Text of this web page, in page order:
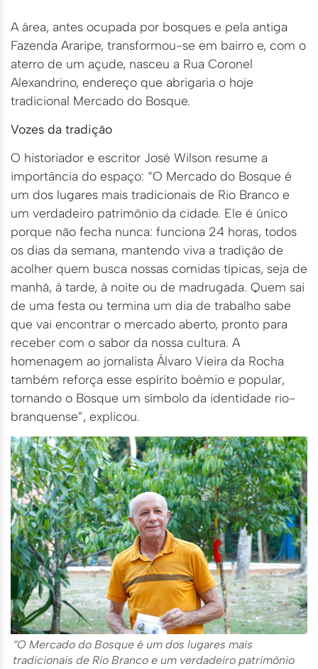
A área, antes ocupada por bosques e pela antiga
Fazenda Araripe, transformou-se em bairro e, com o
aterro de um açude, nasceu a Rua Coronel
Alexandrino, endereço que abrigaria o hoje
tradicional Mercado do Bosque.
Vozes da tradição
O historiador e escritor José Wilson resume a
importância do espaço: “O Mercado do Bosque é
um dos lugares mais tradicionais de Rio Branco e
um verdadeiro patrimônio da cidade. Ele é único
porque não fecha nunca: funciona 24 horas, todos
os dias da semana, mantendo viva a tradição de
acolher quem busca nossas comidas típicas, seja de
manhã, à tarde, à noite ou de madrugada. Quem sai
de uma festa ou termina um dia de trabalho sabe
que vai encontrar o mercado aberto, pronto para
receber com o sabor da nossa cultura. A
homenagem ao jornalista Álvaro Vieira da Rocha
também reforça esse espírito boêmio e popular,
tornando o Bosque um símbolo da identidade rio-
branquense”, explicou.
“O Mercado do Bosque é um dos lugares mais
tradicionais de Rio Branco e um verdadeiro patrimônio